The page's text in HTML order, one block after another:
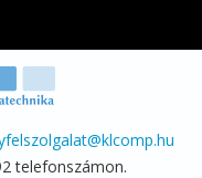
telefonszámon.